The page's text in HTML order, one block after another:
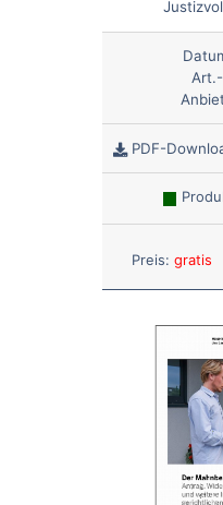
PDF-
Preis: gratis